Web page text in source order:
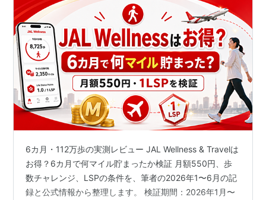
6カ月・112万歩の実測レビュー JAL Wellness & Travelは
お得？6カ月で何マイル貯まったか検証 月額550円、歩
数チャレンジ、LSPの条件を、筆者の2026年1〜6月の記
録と公式情報から整理します。 検証期間：2026年1月〜